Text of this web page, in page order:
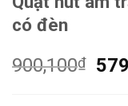
có đèn
900,100₫
Giá